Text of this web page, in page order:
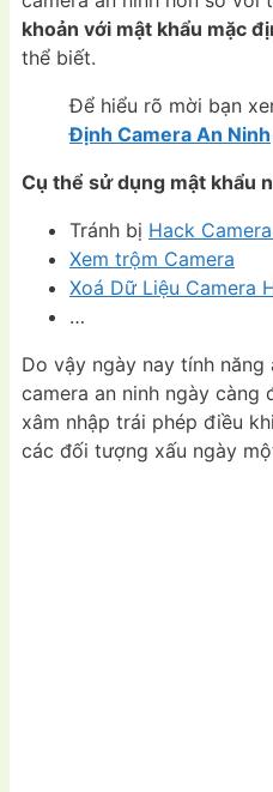
khoản với mật khẩu mặc
thể biết.
Để hiểu rõ mời bạn
Định Camera An Ninh
Cụ thể sử dụng mật khẩu
Tránh bị Hack
Xem trộm Camera
Xoá Dữ Liệu Camera
…
Do vậy ngày nay tính
camera an ninh ngày càng
xâm nhập trái phép điều
các đối tượng xấu ngày